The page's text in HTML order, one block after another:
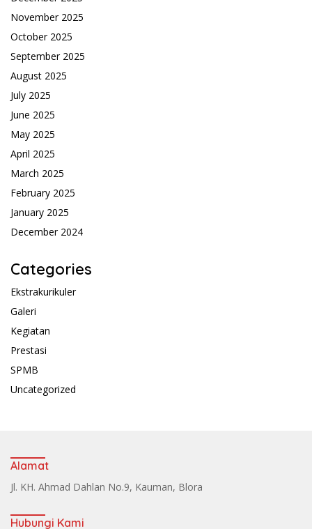
November 2025
October 2025
September 2025
August 2025
July 2025
June 2025
May 2025
April 2025
March 2025
February 2025
January 2025
December 2024
Categories
Ekstrakurikuler
Galeri
Kegiatan
Prestasi
SPMB
Uncategorized
Alamat
Jl. KH. Ahmad Dahlan No.9, Kauman, Blora
Hubungi Kami